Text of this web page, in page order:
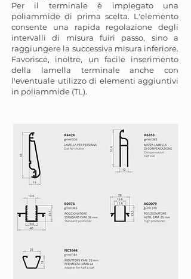
Per il terminale è impiegato una
poliammide di prima scelta. L'elemento
consente una rapida regolazione degli
intervalli di misura fuiri passo, sino a
raggiungere la successiva misura inferiore.
Favorisce, inoltre, un facile inserimento
della lamella terminale anche con
l'eventuale utilizzo di elementi aggiuntivi
in poliammide (TL).